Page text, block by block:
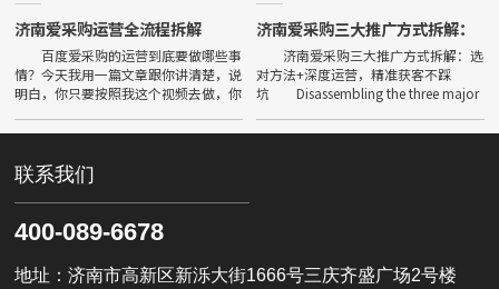
济南爱采购运营全流程拆解
百度爱采购的运营到底要做哪些事
情？今天我用一篇文章跟你讲清楚，说
明白，你只要按照我这个视频去做，你
What should be done in the operati
济南爱采购三大推广方式拆解：
选对方法+深度运营，精准获客
不踩坑
济南爱采购三大推广方式拆解：选
对方法+深度运营，精准获客不踩
坑 Disassembling the three major
Pro
联系我们
400-089-6678
地址：济南市高新区新泺大街1666号三庆齐盛广场2号楼